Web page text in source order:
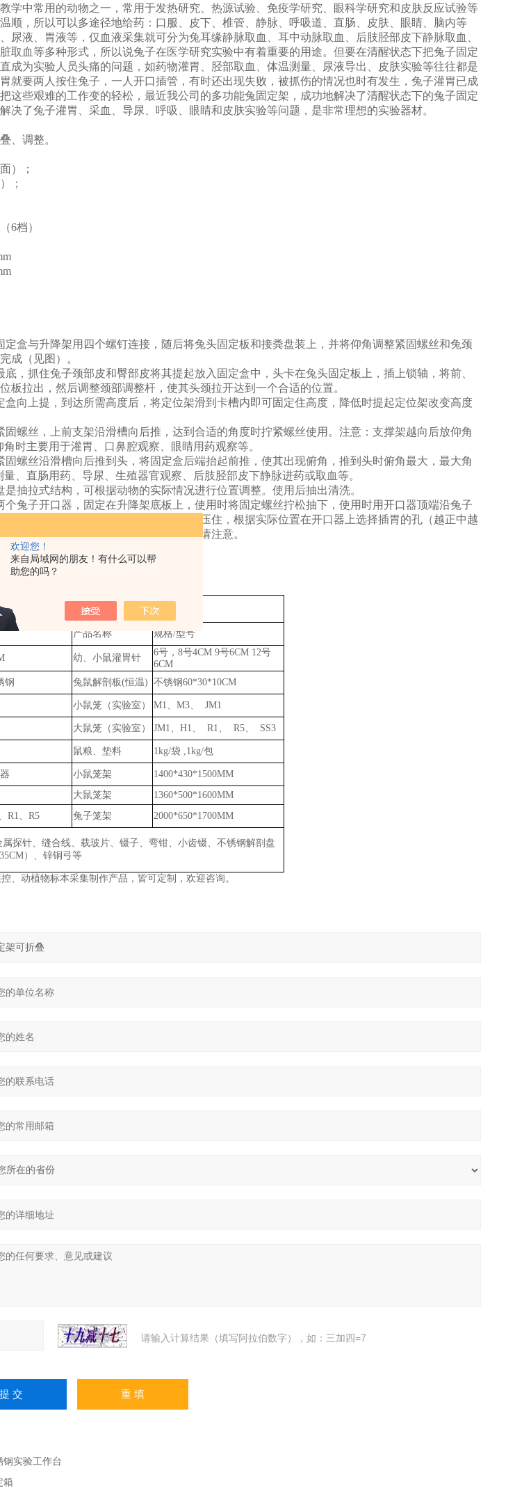
欢迎您！
来自局域网的朋友！有什么可以帮
助您的吗？
学中常用的动物之一，常用于发热研究、热源试验、免疫学研究、眼科学研究和皮肤反应试验等
顺，所以可以多途径地给药：口服、皮下、椎管、静脉、呼吸道、直肠、皮肤、眼睛、脑内等
尿液、胃液等，仅血液采集就可分为兔耳缘静脉取血、耳中动脉取血、后肢 胫部皮下静脉取血、
取血等多种形式，所以说兔子在医学研究实验中有着重要的用途。但要在清醒状态下把兔子固定
成为实验人员头痛的问题，如药物灌胃、胫部取血、体温测量、尿液导出、皮肤实验等往往都是
就要两人按住兔子，一人开口插管，有时还出现失败，被抓伤的情况也时有发生，兔子灌胃已成
这些艰难的工作变的轻松 ，最近我公司的多功能兔固定架，成功地解决了清醒状态下的兔子固定
决了兔子灌胃、采血、导尿、呼吸、眼睛和皮肤实验等问题，是非常理想的实验器材。
叠 、调整。
）；
；
6档）
定盒与升降架用四个螺钉连接，随后将兔头固定板和接粪盘装上，并将仰角调整紧固螺丝和兔颈
成（见图）。
底，抓住兔子颈部皮和臀部皮将其提起放入固定盒中，头卡在兔头固定板上，插上锁轴，将前、
板拉出，然后调整颈部调整杆，使其头颈拉开达到一个合适的位置。
盒向上提，到达所需高度后，将定位架滑到卡槽内即可固定住高度，降低时提起定位架改变高度
固螺丝，上前支架沿滑槽向后推，达到合适的角度时拧紧螺丝使用。注意：支撑架越向后放仰角
时主要用于灌胃、口鼻腔观察、眼睛用药观察等。
固螺丝沿滑槽向后推到头，将固定盒后端抬起前推，使其出现俯角，推到头时俯角最大，最大角
量、直肠用药、导尿、生殖器官观察、后肢胫部皮下静脉进药或取血等。
抽拉式结构，可根据动物的实际情况进行位置调整。使用后抽出清洗。
个兔子开口器，固定在升降架底板上，使用时将固定螺丝拧松抽下，使用时用开口器顶端沿兔子
旋转将兔口撑开，并多旋转几圈将兔舌压住，根据实际位置在开口器上选择插胃的孔（越正中越
需再扶，个别兔子有自己嚼倒的现象，请注意。
材规格参考：
动物实验器材
产品名称 规格/型号
幼、小鼠灌胃针
6号，8号4CM 9号6CM 12号
6CM
钢 兔鼠解剖板(恒温) 不锈钢60*30*10CM
小鼠笼（实验室） M1、M3、 JM1
大鼠笼（实验室） JM1、H1、 R1、 R5、 SS3
鼠粮、垫料 1kg/袋 ,1kg/包
小鼠笼架
1400*430*1500MM
大鼠笼架
1360*500*1600MM
R1、R5 兔子笼架 2000*650*1700MM
探针、缝合线、载玻片、镊子、弯钳、小齿镊、不锈钢解剖盘
）、锌铜弓等
、动植物标本采集制作产品，皆可定制，欢迎咨询。
请输入计算结果（填写阿拉伯数字），如：三加四=7
钢实验工作台
箱